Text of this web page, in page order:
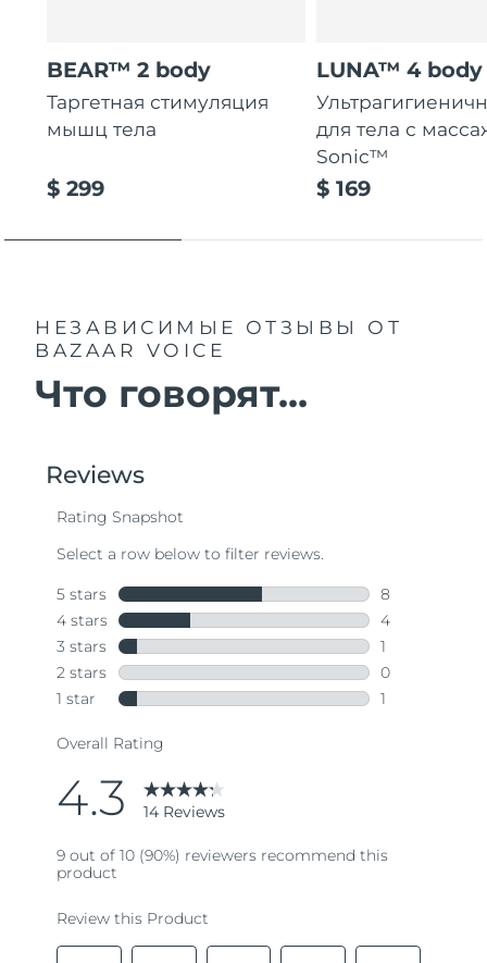
BEAR™ 2 body
Таргетная стимуляция
мышц тела
$ 299
LUNA™ 4 body
для тела с
Sonic™
$ 169
НЕЗАВИСИМЫЕ ОТЗЫВЫ
ОТ
BAZAAR VOICE
Что говорят...